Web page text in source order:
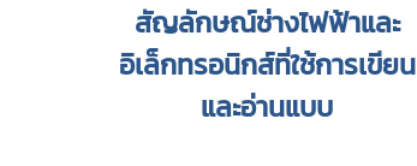
สัญลักษณ์ช่างไฟฟ้าและ
อิเล็กทรอนิกส์ที่ใช้การเขียน
และอ่านแบบ